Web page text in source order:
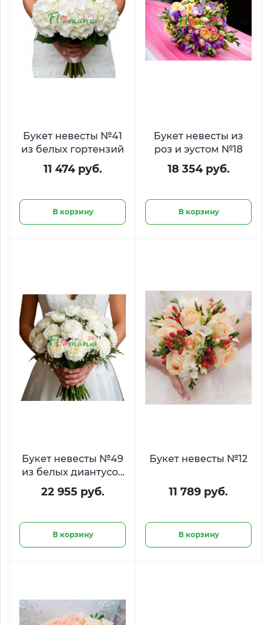
Букет невесты №41
из белых гортензий
11 474 руб.
В корзину
Букет невесты из
роз и эустом №18
18 354 руб.
В корзину
Букет невесты №49
из белых диантусов
и гипсофилы
22 955 руб.
В корзину
Букет невесты №12
11 789 руб.
В корзину